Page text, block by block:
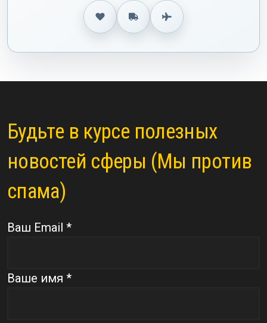
Будьте в курсе полезных
новостей сферы (Мы против
спама)
Ваш Email *
Ваше имя *